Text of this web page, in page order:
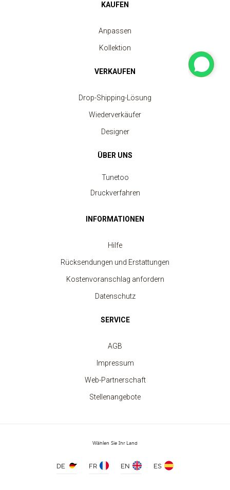
5-Panel-Trucker-Kappe
KAUFEN
Anpassen
Kollektion
VERKAUFEN
Drop-Shipping-Lösung
Wiederverkäufer
Designer
ÜBER UNS
Tunetoo
Druckverfahren
INFORMATIONEN
Hilfe
Rücksendungen und Erstattungen
Kostenvoranschlag anfordern
Datenschutz
SERVICE
AGB
Impressum
Web-Partnerschaft
Stellenangebote
Wählen Sie Ihr Land
DE FR EN ES